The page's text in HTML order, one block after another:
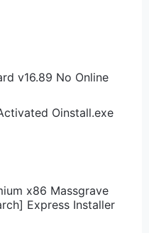
v16.89 No Online
Oinstall.exe
x86 Massgrave
Express Installer